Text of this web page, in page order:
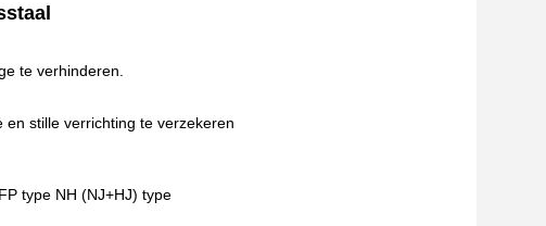
te verhinderen.
stille verrichting te verzekeren
type NH (NJ+HJ) type